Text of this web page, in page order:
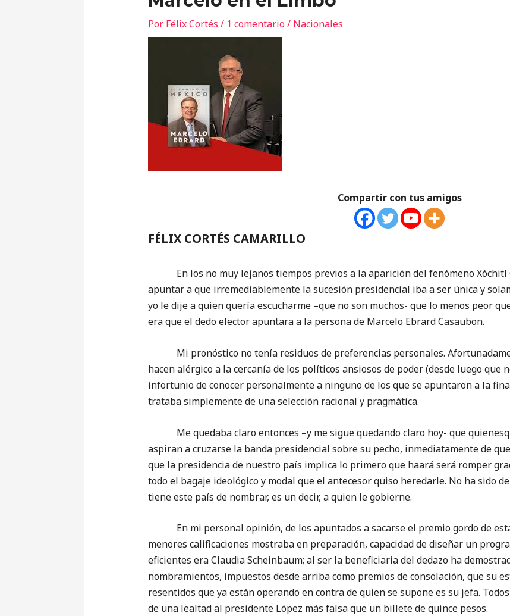
Por Félix Cortés / 1 comentario/ Nacionales
Compartir con tus amigos
FÉLIX CORTÉS CAMARILLO
En los no muy lejanos tiempos previos a la aparición del fenómeno Xóchitl
apuntar a que irremediablemente la sucesión presidencial iba a ser única y
yo le dije a quien quería escucharme –que no son muchos- que lo menos peor
era que el dedo elector apuntara a la persona de Marcelo Ebrard Casaubon.
Mi pronóstico no tenía residuos de preferencias personales.
hacen alérgico a la cercanía de los políticos ansiosos de poder (desde luego que
infortunio de conocer personalmente a ninguno de los que se apuntaron a la
trataba simplemente de una selección racional y pragmática.
Me quedaba claro entonces –y me sigue quedando claro hoy- que
aspiran a cruzarse la banda presidencial sobre su pecho, inmediatamente de
que la presidencia de nuestro país implica lo primero que haará será romper
todo el bagaje ideológico y modal que el antecesor quiso heredarle. No ha sido
tiene este país de nombrar, es un decir, a quien le gobierne.
En mi personal opinión, de los apuntados a sacarse el premio gordo de
menores calificaciones mostraba en preparación, capacidad de diseñar un
eficientes era Claudia Scheinbaum; al ser la beneficiaria del dedazo ha
nombramientos, impuestos desde arriba como premios de consolación, que su
resentidos que ya están operando en contra de quien se supone es su jefa.
de una lealtad al presidente López más falsa que un billete de quince pesos.